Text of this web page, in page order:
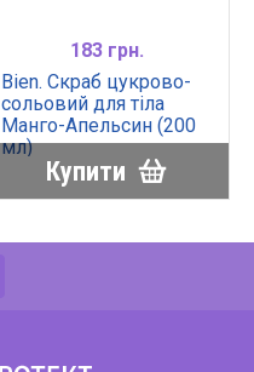
Купити
183 грн.
Bien. Скраб цукрово-
сольовий для тіла
Манго-Апельсин (200
мл)